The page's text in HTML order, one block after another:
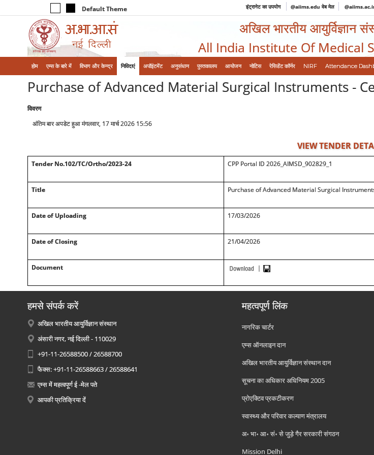
Default Theme इंट्रानेट का उपयोग @aiims.edu वेब मेल
अखिल भारतीय आयुर्विज्ञान
All India Institute Of Medical
होम एम्‍स के बारे में विभाग और केन्‍द्र निविदाएं अपॉइंटमेंट अनुसंधान पुस्तकालय आयोजन नोटिस रेसिडेंट कॉर्नर NIRF Attendance
Purchase of Advanced Material Surgical Instruments -
विवरण
अंतिम बार अपडेट हुआ मंगलवार, 17 मार्च 2026 15:56
VIEW TENDER
Tender No.102/TC/Ortho/2023-24 CPP Portal ID 2026_AIMSD_902829_1
Title Purchase of Advanced Material Surgical
Date of Uploading 17/03/2026
Date of Closing 21/04/2026
Document
हमसे संपर्क करें
अखिल भारतीय आयुर्विज्ञान संस्थान
अंसारी नगर, नई दिल्ली - 110029
+91-11-26588500 / 26588700
फैक्स: +91-11-26588663 / 26588641
एम्स में महत्वपूर्ण ई -मेल पते
आपकी प्रतिक्रिया दें
महत्वपूर्ण लिंक
नागरिक चार्टर
एम्स ऑनलाइन दान
अखिल भारतीय आयुर्विज्ञान संस्थान दान
सूचना का अधिकार अधिनियम 2005
प्रोएक्टिव प्रकटीकरण
स्वास्थ्य और परिवार कल्याण मंत्रालय
अ॰ भा॰ आ॰ सं॰ से जुड़े गैर सरकारी संगठन
Mission Delhi